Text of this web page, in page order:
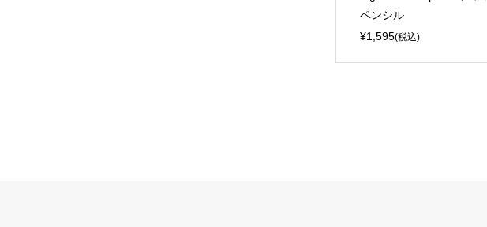
ペンシル
¥1,595(税込)